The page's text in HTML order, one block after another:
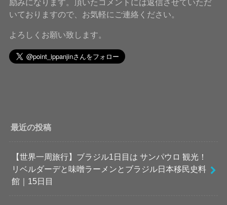
励みになります。頂いたコメントには返信させていただ
いておりますので、お気軽にご連絡ください。
よろしくお願い致します。
最近の投稿
【世界一周旅行】ブラジル1日目は サンパウロ 観光！
リベルダーデと味噌ラーメンとブラジル日本移民史料
館｜15日目